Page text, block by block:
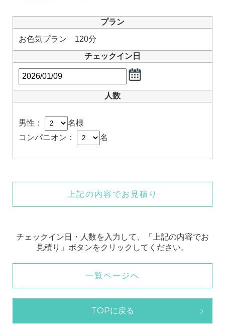
プラン
お色気プラン 120分
チェックイン日
人数
男性：
名様
コンパニオン：
名
上記の内容でお見積り
チェックイン日・人数を入力して、「上記の内容でお
見積り」ボタンをクリックしてください。
一覧ページへ
TOPに戻る